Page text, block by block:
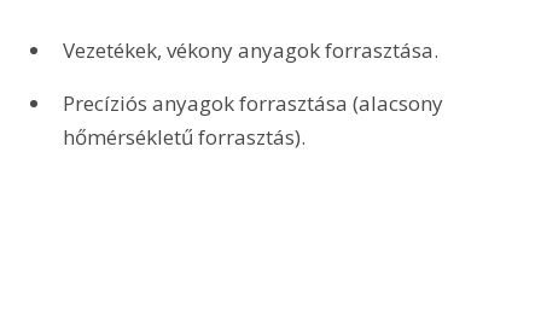
Vezetékek, vékony anyagok forrasztása.
Precíziós anyagok forrasztása (alacsony
hőmérsékletű forrasztás).